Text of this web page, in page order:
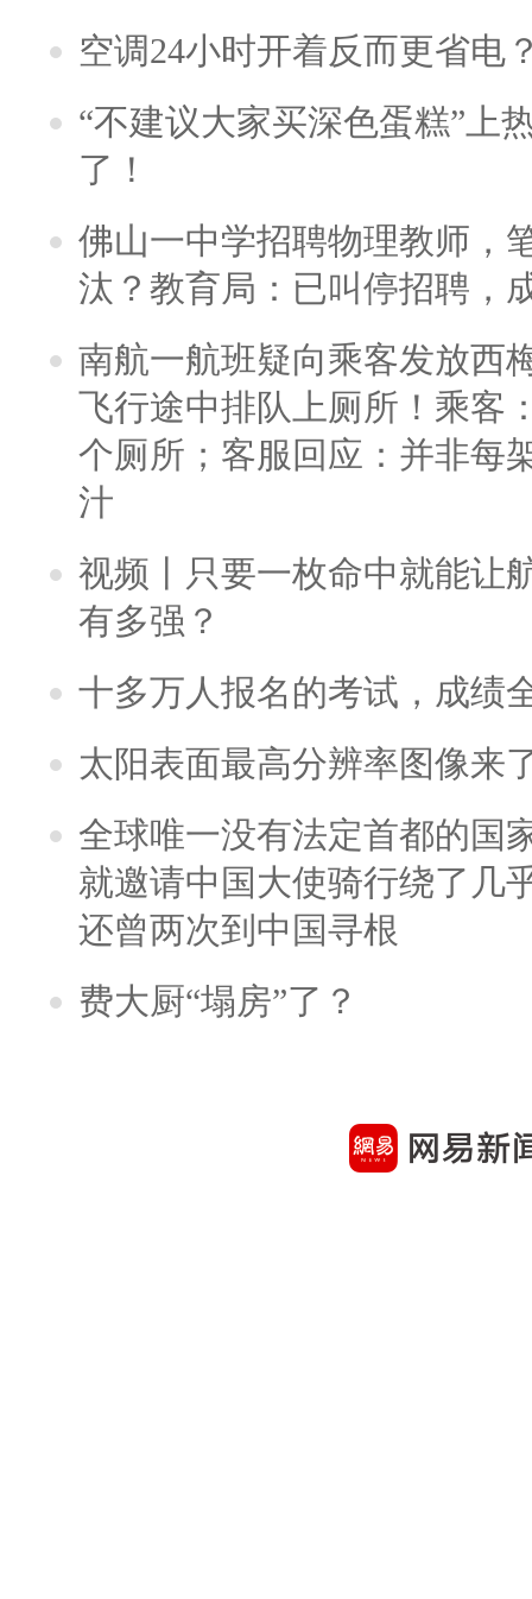
空调24小时开着反而更省电
“不建议大家买深色蛋糕”上
了！
佛山一中学招聘物理教师，
汰？教育局：已叫停招聘，
南航一航班疑向乘客发放西
飞行途中排队上厕所！乘客
个厕所；客服回应：并非每
汁
视频丨只要一枚命中就能让
有多强？
十多万人报名的考试，成绩
太阳表面最高分辨率图像来
全球唯一没有法定首都的国
就邀请中国大使骑行绕了几
还曾两次到中国寻根
费大厨“塌房”了？